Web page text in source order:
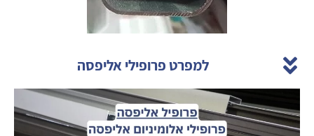
למפרט פרופילי אליפסה